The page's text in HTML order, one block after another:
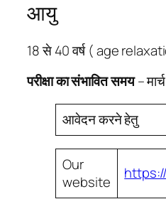
आयु
18 से 40 वर्ष ( age
परीक्षा का संभावित समय– मार्च
आवेदन करने हेतु
Our
website